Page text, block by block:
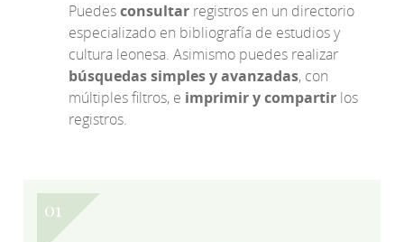
Puedesconsultar registros en un directorio
especializado en bibliografía de estudios y
cultura leonesa. Asimismo puedes realizar
búsquedas simples y avanzadas, con
múltiples filtros, e imprimir y compartir los
registros.